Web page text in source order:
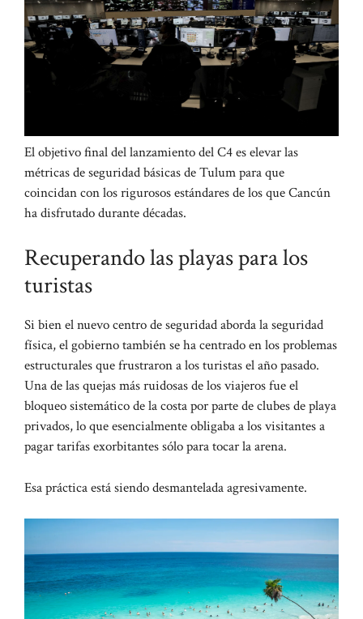
El objetivo final del lanzamiento del C4 es elevar las
métricas de seguridad básicas de Tulum para que
coincidan con los rigurosos estándares de los que Cancún
ha disfrutado durante décadas.
Recuperando las playas para los
turistas
Si bien el nuevo centro de seguridad aborda la seguridad
física, el gobierno también se ha centrado en los problemas
estructurales que frustraron a los turistas el año pasado.
Una de las quejas más ruidosas de los viajeros fue el
bloqueo sistemático de la costa por parte de clubes de playa
privados, lo que esencialmente obligaba a los visitantes a
pagar tarifas exorbitantes sólo para tocar la arena.
Esa práctica está siendo desmantelada agresivamente.